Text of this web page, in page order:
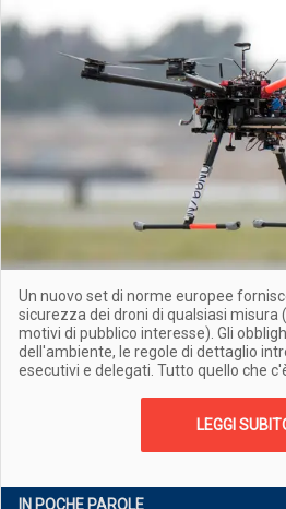
Un nuovo set di norme europee
sicurezza dei droni di qualsiasi misura
motivi di pubblico interesse). Gli
dell'ambiente, le regole di dettaglio
esecutivi e delegati. Tutto quello che
LEGGI
IN POCHE PAROLE